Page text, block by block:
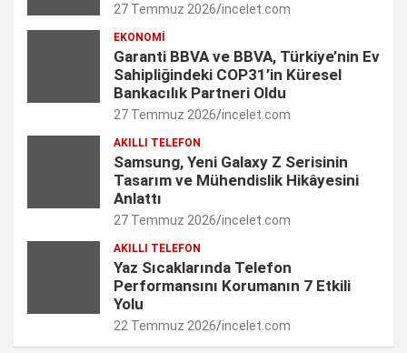
a
n
n
e
l
27 Temmuz 2026 incelet.com
EKONOMI
Garanti BBVA ve BBVA, Türkiye’nin Ev
Sahipliğindeki COP31’in Küresel
Bankacılık Partneri Oldu
27 Temmuz 2026 incelet.com
AKILLI TELEFON
Samsung, Yeni Galaxy Z Serisinin
Tasarım ve Mühendislik Hikâyesini
Anlattı
27 Temmuz 2026 incelet.com
AKILLI TELEFON
Yaz Sıcaklarında Telefon
Performansını Korumanın 7 Etkili
Yolu
22 Temmuz 2026 incelet.com